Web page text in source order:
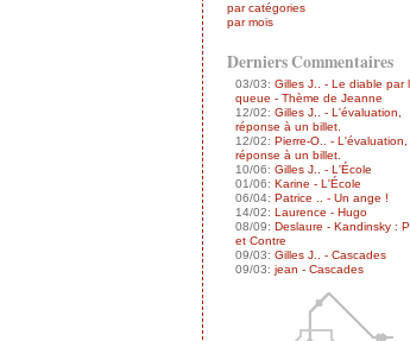
par catégories
par mois
Derniers Commentaires
03/03: Gilles J.. - Le diable par
queue - Thème de Jeanne
12/02: Gilles J.. - L'évaluation,
réponse à un billet.
12/02: Pierre-O.. - L'évaluation,
réponse à un billet.
10/06: Gilles J.. - L'École
01/06: Karine - L'École
06/04: Patrice .. - Un ange !
14/02: Laurence - Hugo
08/09: Deslaure - Kandinsky :
et Contre
09/03: Gilles J.. - Cascades
09/03: jean - Cascades